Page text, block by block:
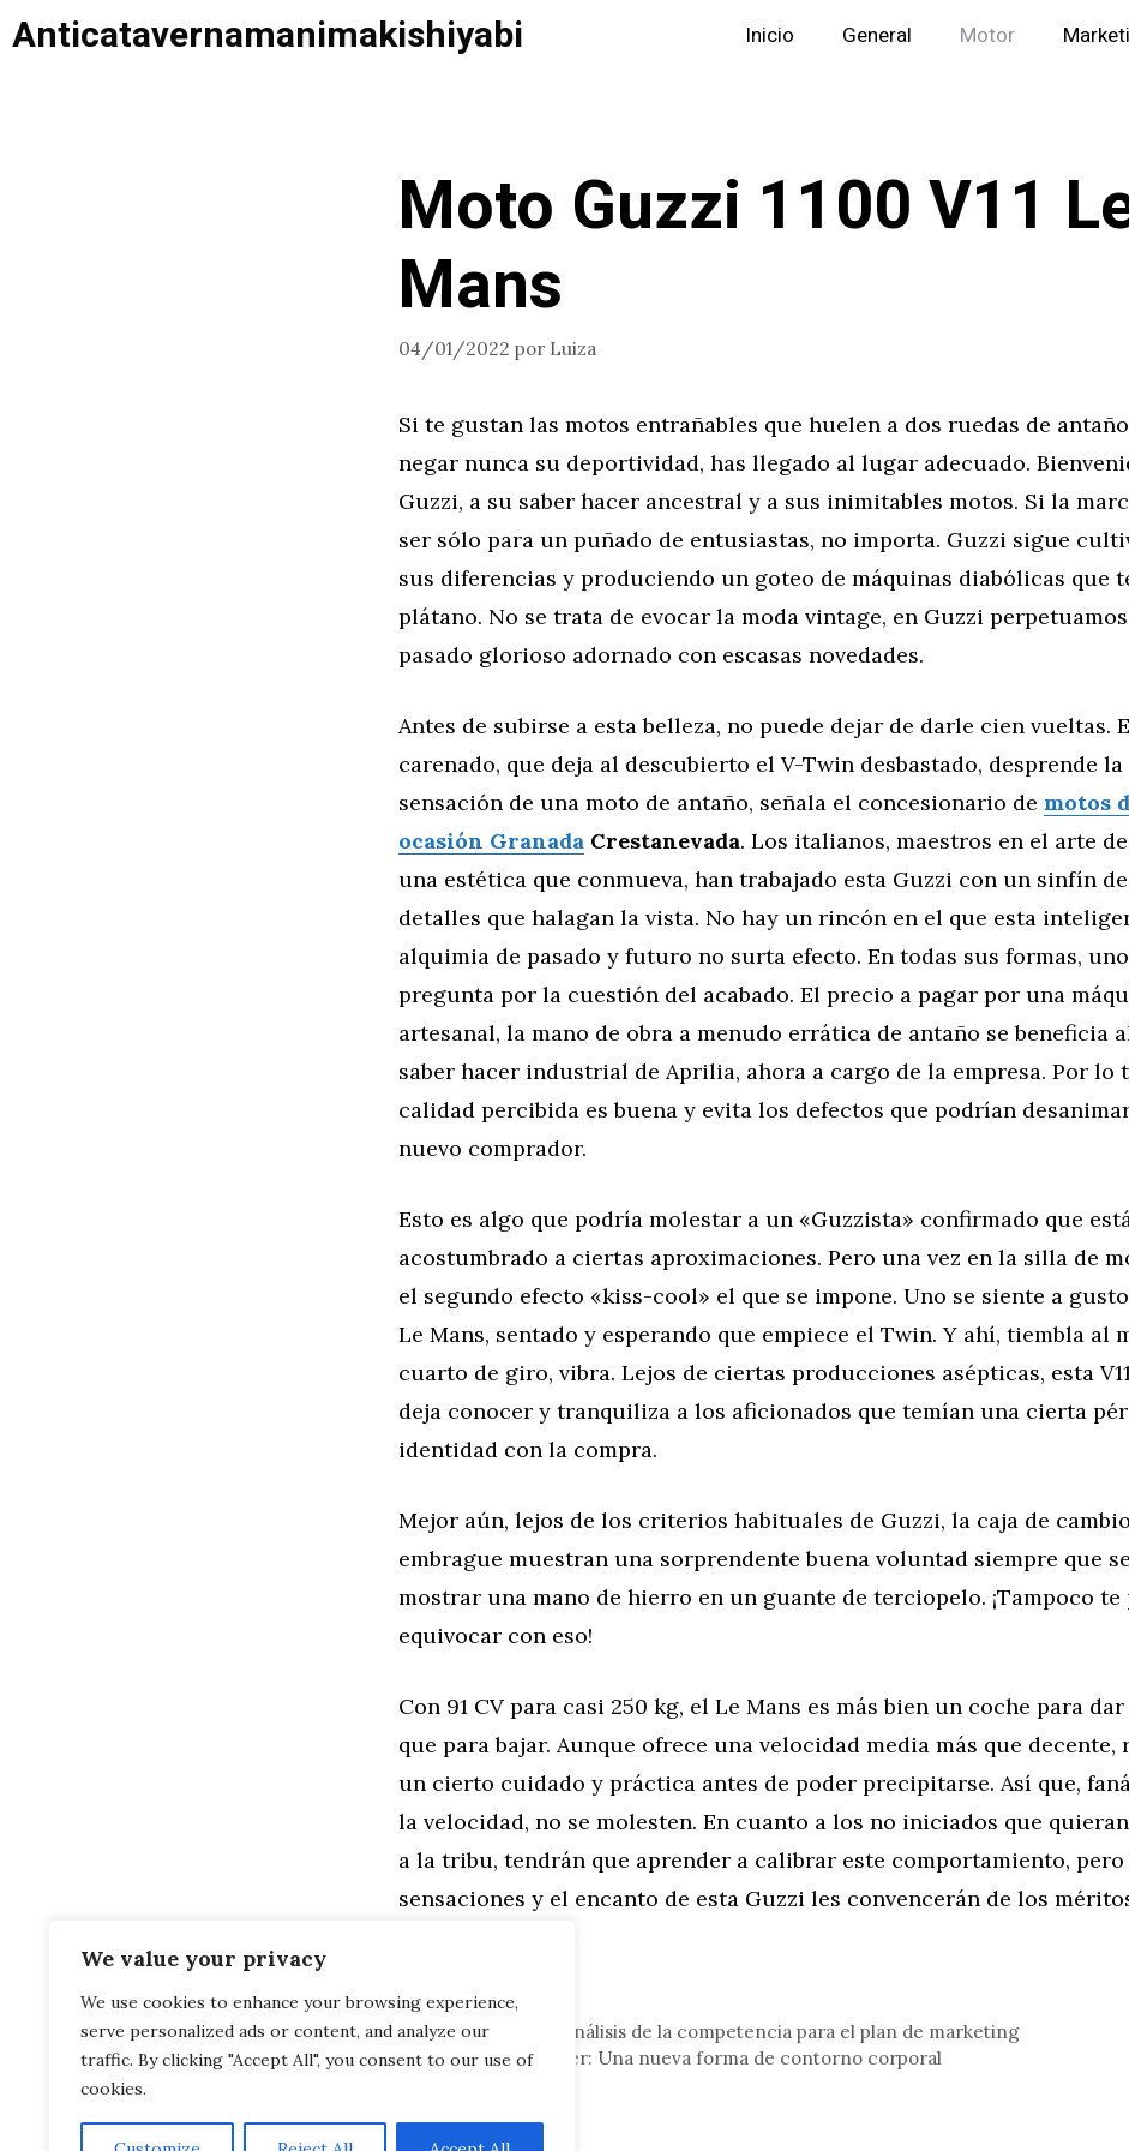
We value your privacy
We use cookies to enhance your browsing experience,
serve personalized ads or content, and analyze our
traffic. By clicking "Accept All", you consent to our use of
cookies.
Saltar
alAnticatavernamanimakishiyabi Inicio General Motor
Moto Guzzi 1100 V11
Mans
04/01/2022 por Luiza
Si te gustan las motos entrañables que huelen a dos ruedas de
negar nunca su deportividad, has llegado al lugar adecuado.
Guzzi, a su saber hacer ancestral y a sus inimitables motos. Si la
ser sólo para un puñado de entusiastas, no importa. Guzzi sigue
sus diferencias y produciendo un goteo de máquinas diabólicas que
plátano. No se trata de evocar la moda vintage, en Guzzi
pasado glorioso adornado con escasas novedades.
Antes de subirse a esta belleza, no puede dejar de darle cien vueltas.
carenado, que deja al descubierto el V-Twin desbastado, desprende la
sensación de una moto de antaño, señala el concesionario de motos
ocasión Granada Crestanevada. Los italianos, maestros en el arte
una estética que conmueva, han trabajado esta Guzzi con un sinfín de
detalles que halagan la vista. No hay un rincón en el que esta
alquimia de pasado y futuro no surta efecto. En todas sus formas,
pregunta por la cuestión del acabado. El precio a pagar por una
artesanal, la mano de obra a menudo errática de antaño se beneficia
saber hacer industrial de Aprilia, ahora a cargo de la empresa. Por lo
calidad percibida es buena y evita los defectos que podrían
nuevo comprador.
Esto es algo que podría molestar a un «Guzzista» confirmado que
acostumbrado a ciertas aproximaciones. Pero una vez en la silla de
el segundo efecto «kiss-cool» el que se impone. Uno se siente a
Le Mans, sentado y esperando que empiece el Twin. Y ahí, tiembla al
cuarto de giro, vibra. Lejos de ciertas producciones asépticas, esta
deja conocer y tranquiliza a los aficionados que temían una cierta
identidad con la compra.
Mejor aún, lejos de los criterios habituales de Guzzi, la caja de
embrague muestran una sorprendente buena voluntad siempre que
mostrar una mano de hierro en un guante de terciopelo. ¡Tampoco te
equivocar con eso!
Con 91 CV para casi 250 kg, el Le Mans es más bien un coche para
que para bajar. Aunque ofrece una velocidad media más que decente,
un cierto cuidado y práctica antes de poder precipitarse. Así que,
la velocidad, no se molesten. En cuanto a los no iniciados que
a la tribu, tendrán que aprender a calibrar este comportamiento, pero
sensaciones y el encanto de esta Guzzi les convencerán de los
Categorías
Motor
Cómo crear un análisis de la competencia para el plan de marketing
Liposucción Vaser: Una nueva forma de contorno corporal